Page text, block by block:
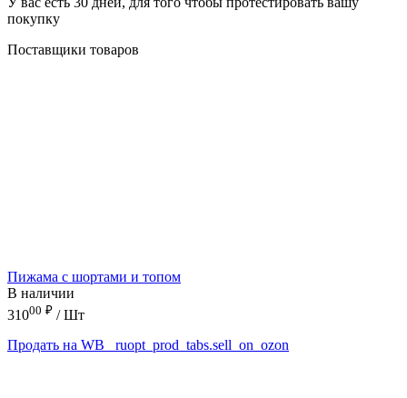
покупку
Поставщики товаров
Пижама с шортами и топом
В наличии
31000 ₽ / Шт
Продать на WB
_ruopt_prod_tabs.sell_on_ozon